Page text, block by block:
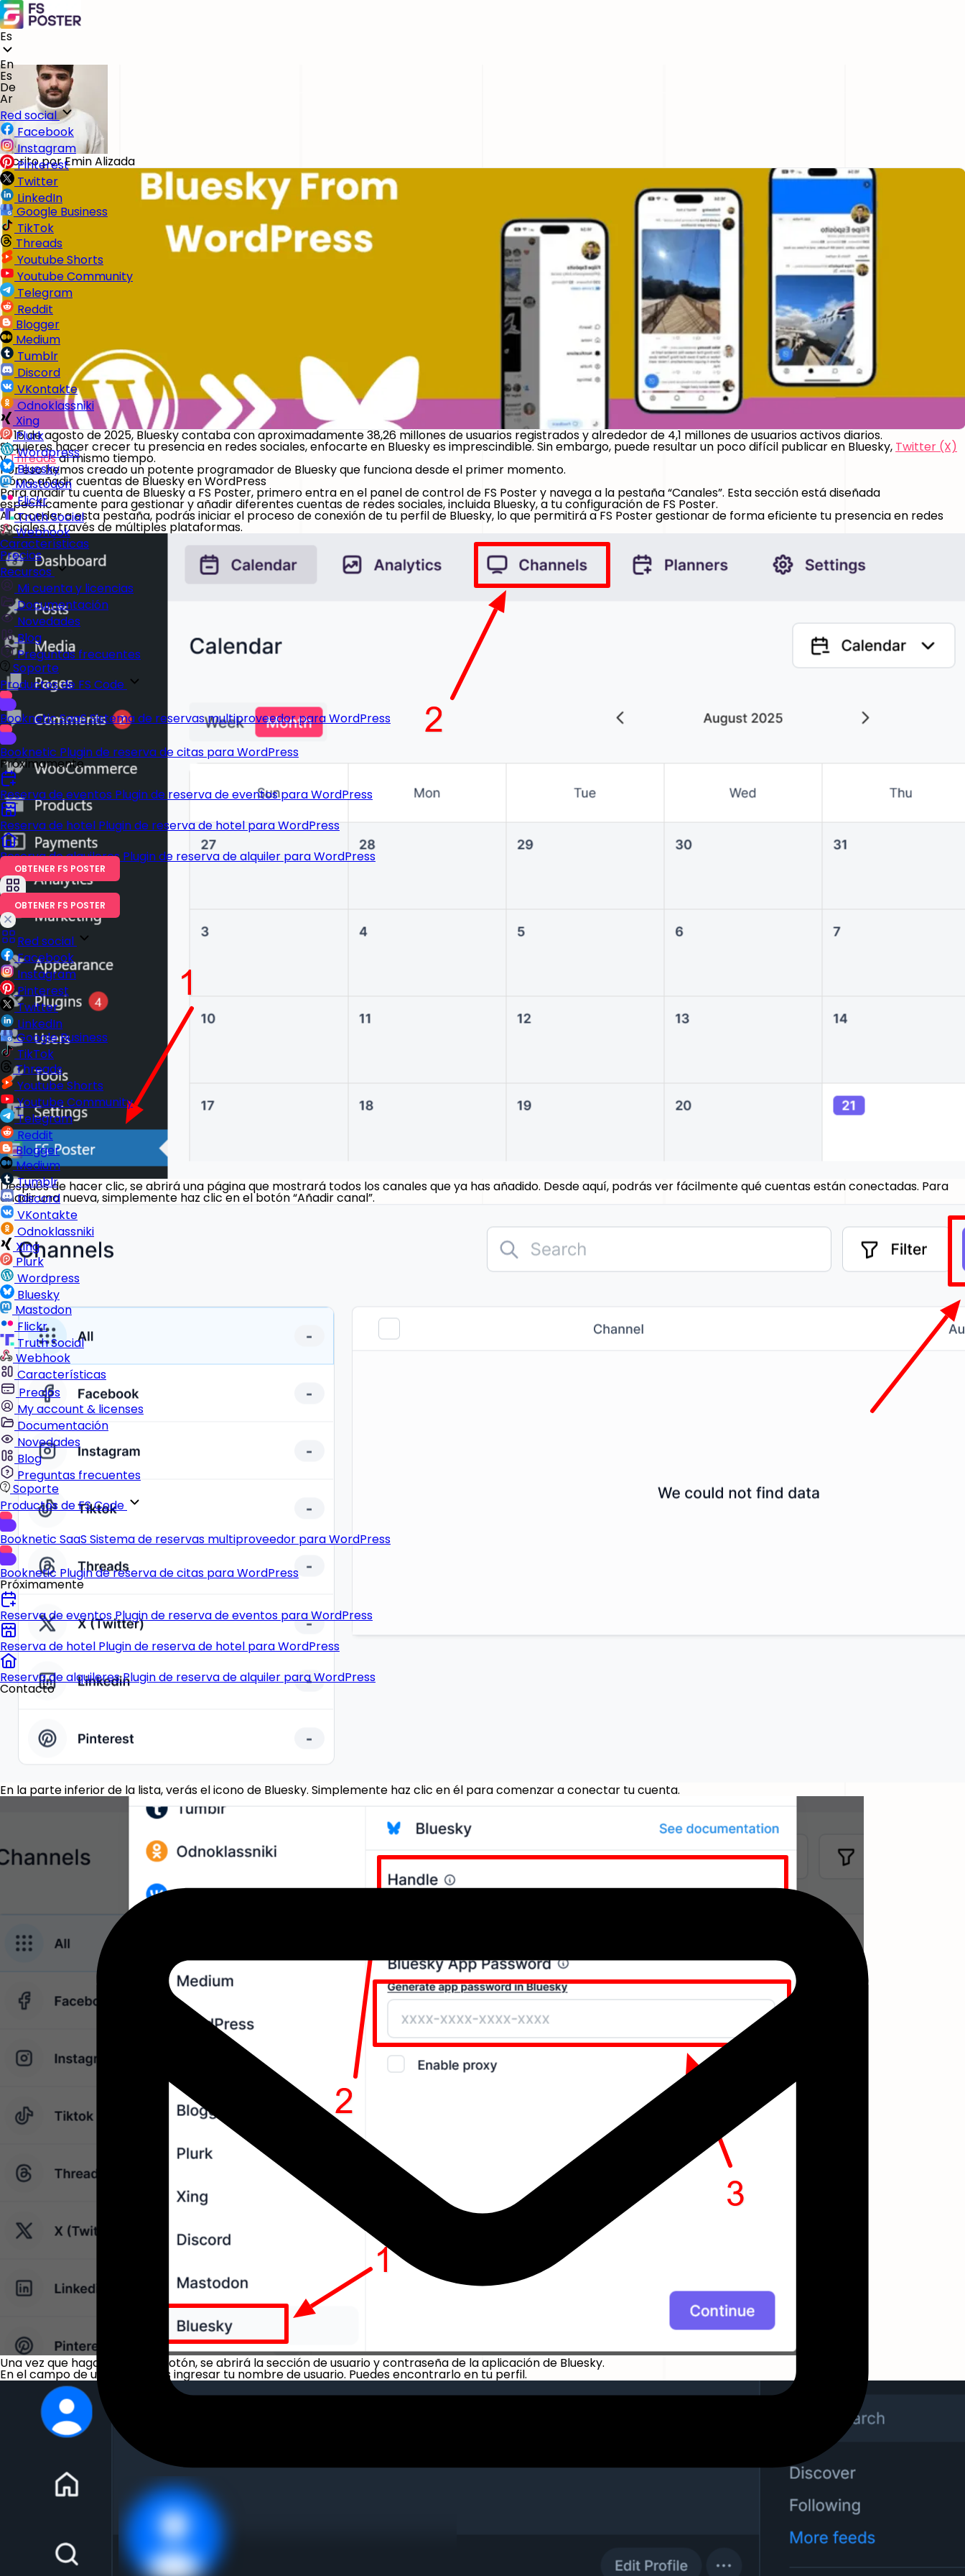
Es
En
Es
De
Ar
Red social
Facebook
Instagram
Pinterest
Twitter
LinkedIn
Google Business
TikTok
Threads
Youtube Shorts
Youtube Community
Telegram
Reddit
Blogger
Medium
Tumblr
Discord
VKontakte
Odnoklassniki
Xing
Plurk
Wordpress
Bluesky
Mastodon
Flickr
Truth Social
Webhook
Características
Precios
Recursos
Mi cuenta y licencias
Documentación
Novedades
Blog
Preguntas frecuentes
Soporte
Productos de FS Code
Booknetic SaaS Sistema de reservas multiproveedor para WordPress
Booknetic Plugin de reserva de citas para WordPress
Próximamente
Reserva de eventos Plugin de reserva de eventos para WordPress
Reserva de hotel Plugin de reserva de hotel para WordPress
Reserva de alquileres Plugin de reserva de alquiler para WordPress
OBTENER FS POSTER
OBTENER FS POSTER
Red social
Facebook
Instagram
Pinterest
Twitter
LinkedIn
Google Business
TikTok
Threads
Youtube Shorts
Youtube Community
Telegram
Reddit
Blogger
Medium
Tumblr
Discord
VKontakte
Odnoklassniki
Xing
Plurk
Wordpress
Bluesky
Mastodon
Flickr
Truth Social
Webhook
Características
Precios
My account & licenses
Documentación
Novedades
Blog
Preguntas frecuentes
Soporte
Productos de FS Code
Booknetic SaaS Sistema de reservas multiproveedor para WordPress
Booknetic Plugin de reserva de citas para WordPress
Próximamente
Reserva de eventosPlugin de reserva de eventos para WordPress
Reserva de hotel Plugin de reserva de hotel para WordPress
Reserva de alquileresPlugin de reserva de alquiler para WordPress
Contacto
Blog
Redes sociales
¿Cómo publicar automáticamente en Bluesky desde WordPress?
Nov 06, 2025
Escrito porEmin Alizada
Al 15 de agosto de 2025, Bluesky contaba con aproximadamente 38,26 millones de usuarios registrados y alrededor de 4,1 millones de usuarios activos diarios.
Si quieres hacer crecer tu presencia en redes sociales, enfocarte en Bluesky es imprescindible. Sin embargo, puede resultar un poco difícil publicar en Bluesky, Twitter (X)
yThreadsal mismo tiempo.
Por eso hemos creado un potente programador de Bluesky que funciona desde el primer momento.
Cómo añadir cuentas de Bluesky en WordPress
Para añadir tu cuenta de Bluesky a FS Poster, primero entra en el panel de control de FS Poster y navega a la pestaña “Canales”. Esta sección está diseñada
específicamente para gestionar y añadir diferentes cuentas de redes sociales, incluida Bluesky, a tu configuración de FS Poster.
Al acceder a esta pestaña, podrás iniciar el proceso de conexión de tu perfil de Bluesky, lo que permitirá a FS Poster gestionar de forma eficiente tu presencia en redes
sociales a través de múltiples plataformas.
Después de hacer clic, se abrirá una página que mostrará todos los canales que ya has añadido. Desde aquí, podrás ver fácilmente qué cuentas están conectadas. Para
añadir una nueva, simplemente haz clic en el botón “Añadir canal”.
En la parte inferior de la lista, verás el icono de Bluesky. Simplemente haz clic en él para comenzar a conectar tu cuenta.
Una vez que hagas clic en el botón, se abrirá la sección de usuario y contraseña de la aplicación de Bluesky.
En el campo de usuario, debes ingresar tu nombre de usuario. Puedes encontrarlo en tu perfil.